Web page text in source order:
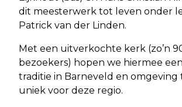
dit meesterwerk tot leven onder
Patrick van der Linden.
Met een uitverkochte kerk (zo’n
bezoekers) hopen we hiermee
traditie in Barneveld en omgeving
uniek voor deze regio.